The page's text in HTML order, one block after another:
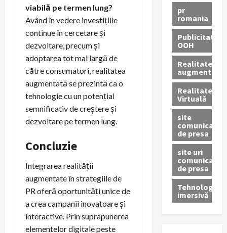
viabilă pe termen lung?
Având în vedere investițiile
continue în cercetare și
dezvoltare, precum și
adoptarea tot mai largă de
către consumatori, realitatea
augmentată se prezintă ca o
tehnologie cu un potențial
semnificativ de creștere și
dezvoltare pe termen lung.
Concluzie
Integrarea realității
augmentate în strategiile de
PR oferă oportunități unice de
a crea campanii inovatoare și
interactive. Prin suprapunerea
elementelor digitale peste
pr
romania
Publicitate
OOH
Realitatea
augmentată
Realitatea
Virtuală
site
comunicate
de presa
site uri
comunicate
de presa
Tehnologie
imersivă